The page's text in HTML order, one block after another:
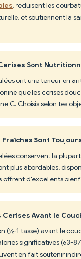
, réduisent les
et soutiennent la
Cerises Sont
ont une teneur en
que les cerises
C. Choisis selon tes
Fraîches Sont
conservent la
plus abordables,
offrent d'excellents
Cerises Avant le
(½-1 tasse) avant le
significatives (63-
en fait soutenir